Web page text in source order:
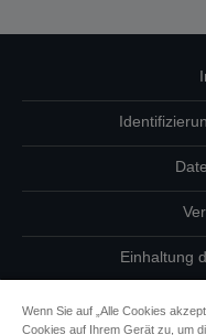
Einhaltung
Wenn Sie auf „Alle Cookies
Cookies auf Ihrem Gerät zu, um